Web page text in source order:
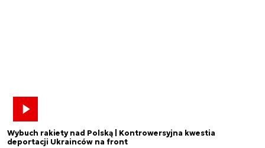
Wybuch rakiety nad Polską | Kontrowersyjna kwestia
deportacji Ukrainców na front